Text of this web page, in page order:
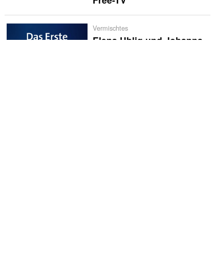
Vermischtes
Elena Uhlig und Johanna